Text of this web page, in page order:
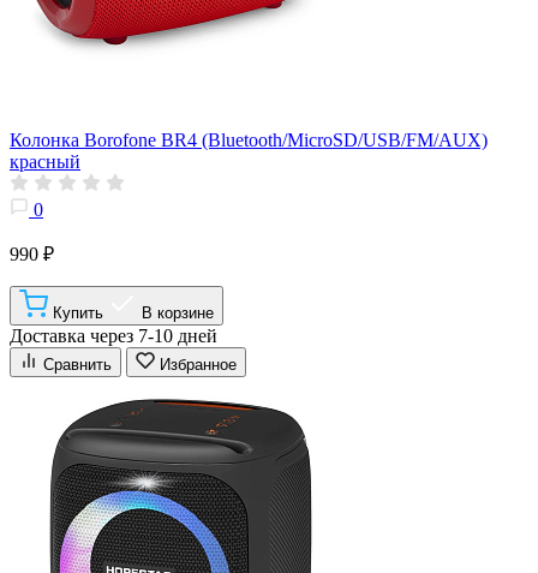
Колонка Borofone BR4 (Bluetooth/MicroSD/USB/FM/AUX)
красный
0
990 ₽
Купить В корзине
Доставка через 7-10 дней
Сравнить Избранное